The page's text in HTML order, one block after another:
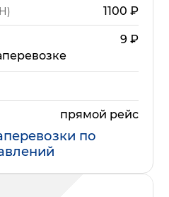
1100 ₽
9 ₽
прямой рейс
по